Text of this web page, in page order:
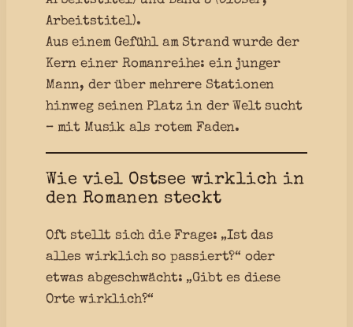
Arbeitstitel).
Aus einem Gefühl am Strand wurde der
Kern einer Romanreihe: ein junger
Mann, der über mehrere Stationen
hinweg seinen Platz in der Welt sucht
– mit Musik als rotem Faden.
Wie viel Ostsee wirklich in
den Romanen steckt
Oft stellt sich die Frage: „Ist das
alles wirklich so passiert?“ oder
etwas abgeschwächt: „Gibt es diese
Orte wirklich?“